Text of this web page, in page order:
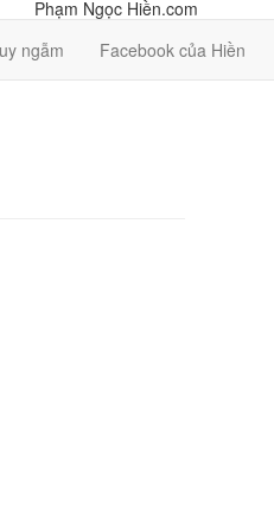
ngẫm Facebook của Hiền